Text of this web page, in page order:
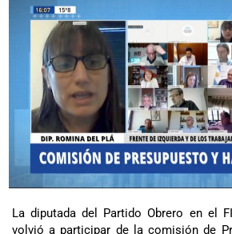
La diputada del Partido Obrero en el
volvió a participar de la comisión de